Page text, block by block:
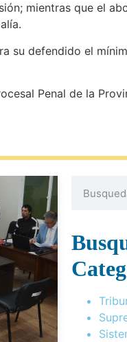
mientras que el
su defendido el
Penal de la